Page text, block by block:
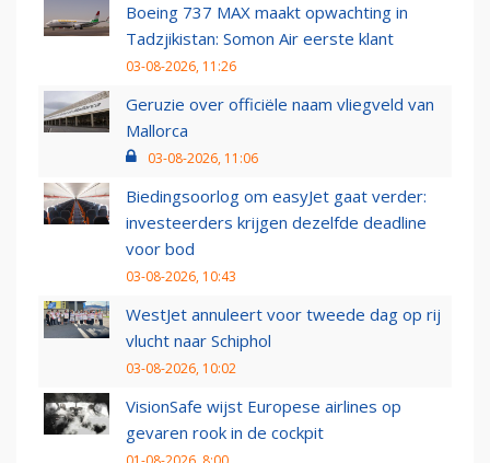
Boeing 737 MAX maakt opwachting in
Tadzjikistan: Somon Air eerste klant
03-08-2026, 11:26
Geruzie over officiële naam vliegveld van
Mallorca
03-08-2026, 11:06
Biedingsoorlog om easyJet gaat verder:
investeerders krijgen dezelfde deadline
voor bod
03-08-2026, 10:43
WestJet annuleert voor tweede dag op rij
vlucht naar Schiphol
03-08-2026, 10:02
VisionSafe wijst Europese airlines op
gevaren rook in de cockpit